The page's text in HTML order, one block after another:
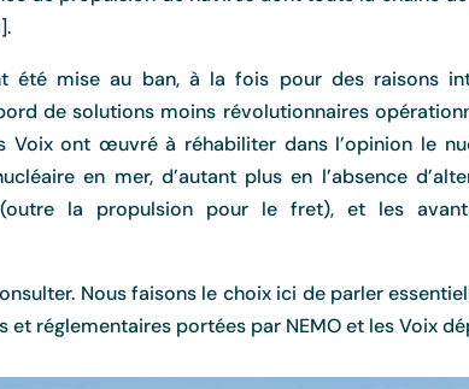
été mise au ban, à la fois pour des raisons
de solutions moins révolutionnaires
Voix ont œuvré à réhabiliter dans l’opinion le
en mer, d’autant plus en l’absence
la propulsion pour le fret), et les
Nous faisons le choix ici de parler
réglementaires portées par NEMO et les Voix